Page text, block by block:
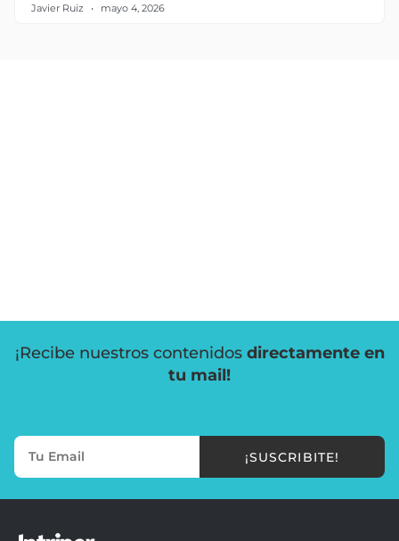
Javier Ruiz mayo 4, 2026
¡Recibe nuestros contenidos directamente en
tu mail!
¡SUSCRIBITE!